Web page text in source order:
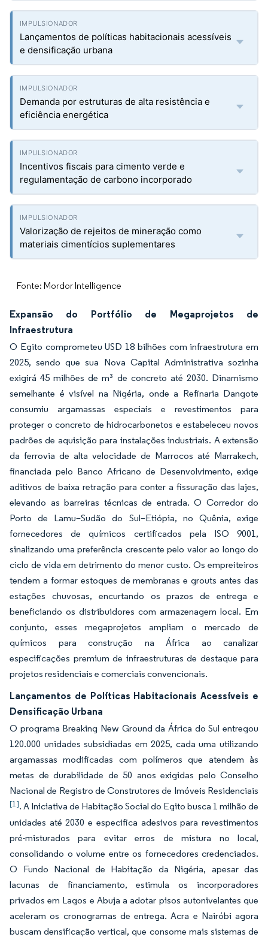
Lançamentos de políticas habitacionais acessíveis
e densificação urbana
Demanda por estruturas de alta resistência e
eficiência energética
Incentivos fiscais para cimento verde e
regulamentação de carbono incorporado
Valorização de rejeitos de mineração como
materiais cimentícios suplementares
Fonte: Mordor Intelligence
Expansão do Portfólio de Megaprojetos de
Infraestrutura
O Egito comprometeu USD 18 bilhões com infraestrutura em
2025, sendo que sua Nova Capital Administrativa sozinha
exigirá 45 milhões de m³ de concreto até 2030. Dinamismo
semelhante é visível na Nigéria, onde a Refinaria Dangote
consumiu argamassas especiais e revestimentos para
proteger o concreto de hidrocarbonetos e estabeleceu novos
padrões de aquisição para instalações industriais. A extensão
da ferrovia de alta velocidade de Marrocos até Marrakech,
financiada pelo Banco Africano de Desenvolvimento, exige
aditivos de baixa retração para conter a fissuração das lajes,
elevando as barreiras técnicas de entrada. O Corredor do
Porto de Lamu–Sudão do Sul–Etiópia, no Quênia, exige
fornecedores de químicos certificados pela ISO 9001,
sinalizando uma preferência crescente pelo valor ao longo do
ciclo de vida em detrimento do menor custo. Os empreiteiros
tendem a formar estoques de membranas e grouts antes das
estações chuvosas, encurtando os prazos de entrega e
beneficiando os distribuidores com armazenagem local. Em
conjunto, esses megaprojetos ampliam o mercado de
químicos para construção na África ao canalizar
especificações premium de infraestruturas de destaque para
projetos residenciais e comerciais convencionais.
Lançamentos de Políticas Habitacionais Acessíveis e
Densificação Urbana
O programa Breaking New Ground da África do Sul entregou
120.000 unidades subsidiadas em 2025, cada uma utilizando
argamassas modificadas com polímeros que atendem às
metas de durabilidade de 50 anos exigidas pelo Conselho
Nacional de Registro de Construtores de Imóveis Residenciais
[1]. A Iniciativa de Habitação Social do Egito busca 1 milhão de
unidades até 2030 e especifica adesivos para revestimentos
pré-misturados para evitar erros de mistura no local,
consolidando o volume entre os fornecedores credenciados.
O Fundo Nacional de Habitação da Nigéria, apesar das
lacunas de financiamento, estimula os incorporadores
privados em Lagos e Abuja a adotar pisos autonivelantes que
aceleram os cronogramas de entrega. Acra e Nairóbi agora
buscam densificação vertical, que consome mais sistemas de